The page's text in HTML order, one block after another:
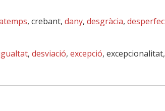
, crebant, dany, desgràcia,
, desviació, excepció, excepcionalitat,